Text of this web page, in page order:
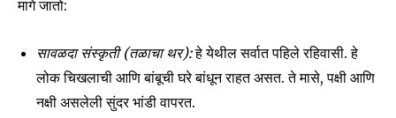
मागे जातो:
सावळदा संस्कृती (तळाचा थर):हे येथील सर्वात पहिले रहिवासी. हे
लोक चिखलाची आणि बांबूची घरे बांधून राहत असत. ते मासे, पक्षी आणि
नक्षी असलेली सुंदर भांडी वापरत.